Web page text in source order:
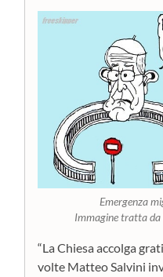
Emergenza
Immagine tratta da
“La Chiesa accolga
volte Matteo Salvini